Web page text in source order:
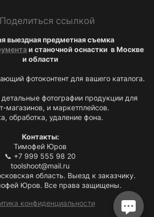
Поделиться ссылкой
выездная предметная съемка
и станочной оснастки в Москве
и области
фотоконтент для вашего каталога.
фотографии продукции для
магазинов, и маркетплейсов.
обработка, удаление фона.
Контакты:
Тимофей Юров
📞 +7 999 555 98 20
toolshoot@mail.ru
область. Выезд к заказчику.
Юров. Все права защищены.
конфиденциальности